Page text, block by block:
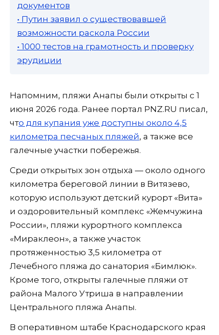
документов
• Путин заявил о существовавшей
возможности раскола России
• 1000 тестов на грамотность и проверку
эрудиции
Напомним, пляжи Анапы были открыты с 1
июня 2026 года. Ранее портал PNZ.RU писал,
что для купания уже доступны около 4,5
километра песчаных пляжей, а также все
галечные участки побережья.
Среди открытых зон отдыха — около одного
километра береговой линии в Витязево,
которую используют детский курорт «Вита»
и оздоровительный комплекс «Жемчужина
России», пляжи курортного комплекса
«Мираклеон», а также участок
протяженностью 3,5 километра от
Лечебного пляжа до санатория «Бимлюк».
Кроме того, открыты галечные пляжи от
района Малого Утриша в направлении
Центрального пляжа Анапы.
В оперативном штабе Краснодарского края